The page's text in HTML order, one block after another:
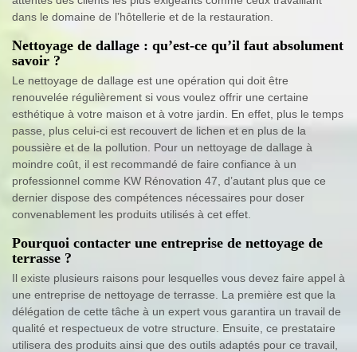
dans le domaine de l’hôtellerie et de la restauration.
Nettoyage de dallage : qu’est-ce qu’il faut absolument
savoir ?
Le nettoyage de dallage est une opération qui doit être
renouvelée régulièrement si vous voulez offrir une certaine
esthétique à votre maison et à votre jardin. En effet, plus le temps
passe, plus celui-ci est recouvert de lichen et en plus de la
poussière et de la pollution. Pour un nettoyage de dallage à
moindre coût, il est recommandé de faire confiance à un
professionnel comme KW Rénovation 47, d’autant plus que ce
dernier dispose des compétences nécessaires pour doser
convenablement les produits utilisés à cet effet.
Pourquoi contacter une entreprise de nettoyage de
terrasse ?
Il existe plusieurs raisons pour lesquelles vous devez faire appel à
une entreprise de nettoyage de terrasse. La première est que la
délégation de cette tâche à un expert vous garantira un travail de
qualité et respectueux de votre structure. Ensuite, ce prestataire
utilisera des produits ainsi que des outils adaptés pour ce travail,